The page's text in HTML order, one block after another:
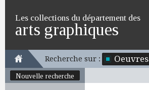
Les collections du département des
arts graphiques
Recherche sur : Oeuvres
Nouvelle recherche